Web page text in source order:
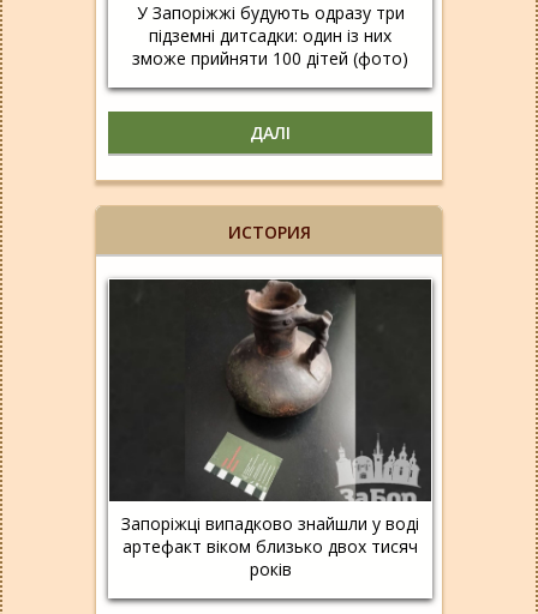
У Запоріжжі будують одразу три
підземні дитсадки: один із них
зможе прийняти 100 дітей (фото)
ДАЛІ
ИСТОРИЯ
Запоріжці випадково знайшли у воді
артефакт віком близько двох тисяч
років